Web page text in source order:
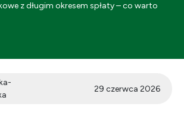
z długim okresem spłaty – co warto
29 czerwca 2026